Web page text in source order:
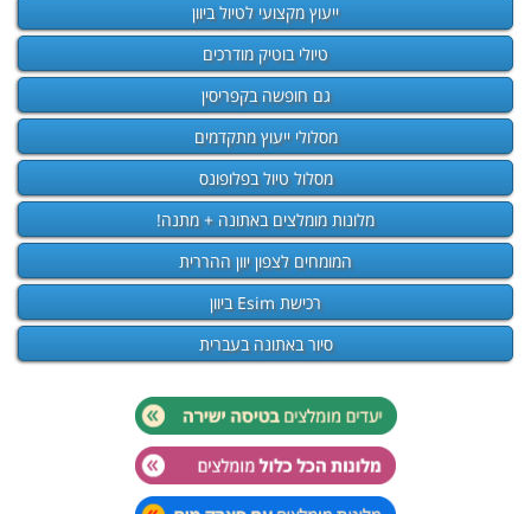
ייעוץ מקצועי לטיול ביוון
טיולי בוטיק מודרכים
גם חופשה בקפריסין
מסלולי ייעוץ מתקדמים
מסלול טיול בפלופונס
מלונות מומלצים באתונה + מתנה!
המומחים לצפון יוון ההררית
רכישת Esim ביוון
סיור באתונה בעברית